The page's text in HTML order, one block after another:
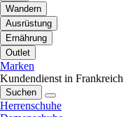
Wandern
Ausrüstung
Ernährung
Outlet
Marken
Kundendienst in Frankreich
Suchen
Herrenschuhe